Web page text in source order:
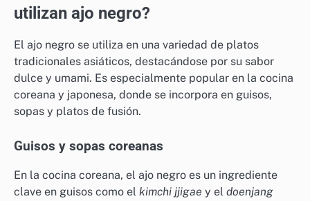
utilizan ajo negro?
El ajo negro se utiliza en una variedad de platos
tradicionales asiáticos, destacándose por su sabor
dulce y umami. Es especialmente popular en la cocina
coreana y japonesa, donde se incorpora en guisos,
sopas y platos de fusión.
Guisos y sopas coreanas
En la cocina coreana, el ajo negro es un ingrediente
clave en guisos como el kimchi jjigae y el doenjang